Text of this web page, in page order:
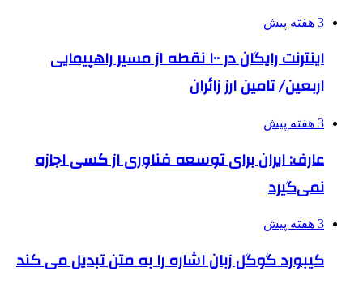
3 هفته پیش
اینترنت رایگان در ۱۰۰ نقطه از مسیر راهپیمایی
اربعین/ تامین ارز زائران
3 هفته پیش
عارف: ایران برای توسعه فناوری از کسی اجازه
نمی‌گیرد
3 هفته پیش
کیبورد گوگل زبان اشاره را به متن تبدیل می کند